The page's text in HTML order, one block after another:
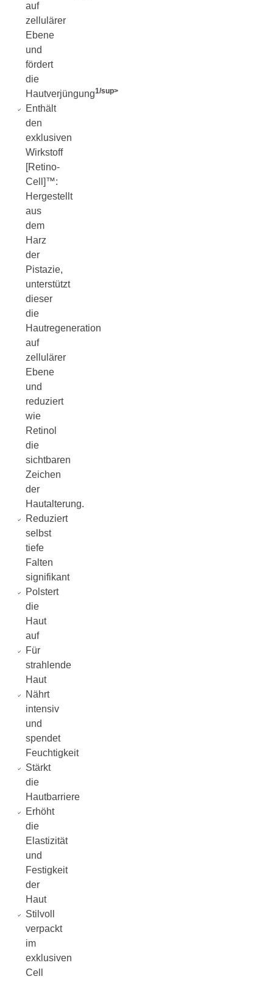
auf
zellulärer
Ebene
und
fördert
die
Hautverjüngung1/sup>
Enthält
den
exklusiven
Wirkstoff
[Retino-
Cell]™:
Hergestellt
aus
dem
Harz
der
Pistazie,
unterstützt
dieser
die
Hautregeneration
auf
zellulärer
Ebene
und
reduziert
wie
Retinol
die
sichtbaren
Zeichen
der
Hautalterung.
Reduziert
selbst
tiefe
Falten
signifikant
Polstert
die
Haut
auf
Für
strahlende
Haut
Nährt
intensiv
und
spendet
Feuchtigkeit
Stärkt
die
Hautbarriere
Erhöht
die
Elastizität
und
Festigkeit
der
Haut
Stilvoll
verpackt
im
exklusiven
Cell